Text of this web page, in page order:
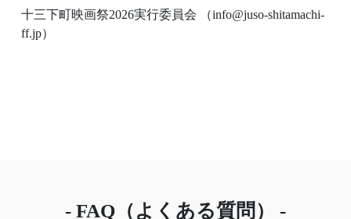
十三下町映画祭2026実行委員会 （info@juso-shitamachi-
ff.jp）
- FAQ（よくある質問） -